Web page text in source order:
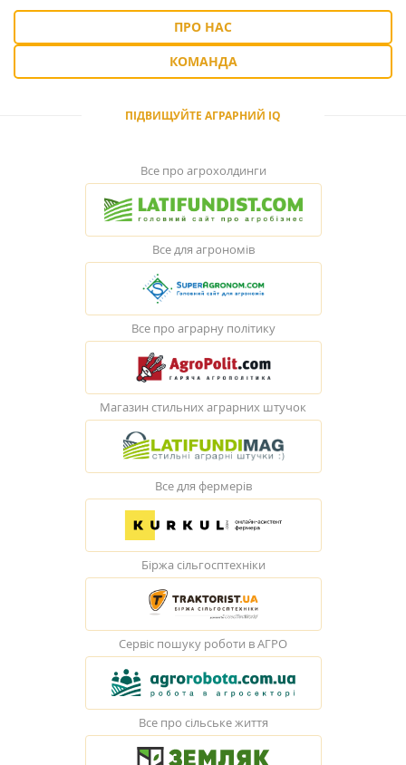
ПРО НАС
КОМАНДА
ПІДВИЩУЙТЕ АГРАРНИЙ IQ
Все про агрохолдинги
Все для агрономів
Все про аграрну політику
Магазин стильних аграрних штучок
Все для фермерів
Біржа сільгосптехніки
Сервіс пошуку роботи в АГРО
Все про сільське життя